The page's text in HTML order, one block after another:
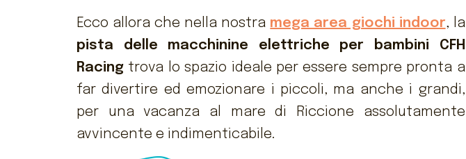
Ecco allora che nella nostra mega area giochi indoor, la
pista delle macchinine elettriche per bambini CFH
Racing trova lo spazio ideale per essere sempre pronta a
far divertire ed emozionare i piccoli, ma anche i grandi,
per una vacanza al mare di Riccione assolutamente
avvincente e indimenticabile.